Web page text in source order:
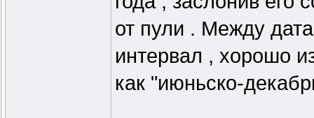
от пули . Между
интервал , хорошо
как "июньско-